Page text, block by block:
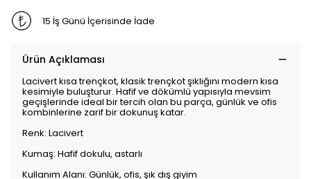
15 İş Günü İçerisinde İade
Ürün Açıklaması
Lacivert kısa trençkot, klasik trençkot şıklığını modern kısa
kesimiyle buluşturur. Hafif ve dökümlü yapısıyla mevsim
geçişlerinde ideal bir tercih olan bu parça, günlük ve ofis
kombinlerine zarif bir dokunuş katar.
Renk: Lacivert
Kumaş: Hafif dokulu, astarlı
Kullanım Alanı: Günlük, ofis, şık dış giyim